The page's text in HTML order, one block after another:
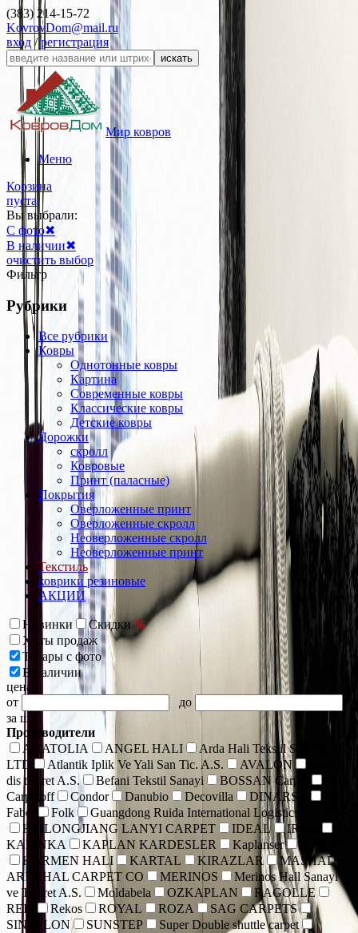
(383) 214-15-72
KovrovDom@mail.ru
вход /регистрация
искать
Мир ковров
Меню
Корзина
пуста
Вы выбрали:
С фото✖
В наличии✖
очистить выбор
Фильтр
Рубрики
Все рубрики
Ковры
Однотонные ковры
Картина
Современные ковры
Классические ковры
Детские ковры
Дорожки
скролл
Ковровые
Принт (паласные)
Покрытия
Оверложенные принт
Оверложенные скролл
Неоверложенные скролл
Неоверложенные принт
Текстиль
коврики резиновые
АКЦИИ
Новинки Скидки%
Хиты продаж
Товары с фото
В наличии
цена
от
до
за шт.
Производители
ANATOLIA
ANGEL HALI
Arda Hali Tekstil San. Ve Tic.
LTD
Atlantik Iplik Ve Yali San Tic. A.S. AVALON
dis ticaret A.S.
Befani Tekstil Sanayi
BOSSAN Carpet
Carpetoff
Condor Danubio Decovilla
DINARSU
Faber
Folk
Guangdong Ruida International Logistics Co., Ltd.
HEILONGJIANG LANYI CARPET
IDEAL
IRAN
KALINKA
KAPLAN KARDESLER Kaplanser
KARAT
KARMEN HALI
KARTAL KIRAZLAR
MASHAD
ARDEHAL CARPET CO
MERINOS
Merinos Hall Sanayi
ve Ticaret A.S.
Moldabela OZKAPLAN
RAGOLLE
REIS
Rekos ROYAL ROZA
SAG CARPETS
SINTELON
SUNSTEP
Super Double shuttle carpet